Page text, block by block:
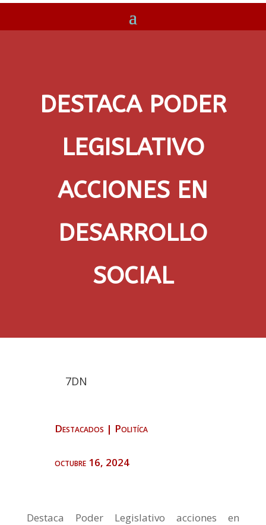
DESTACA PODER
LEGISLATIVO
ACCIONES EN
DESARROLLO
SOCIAL
7DN
Destacados | Politíca
octubre 16, 2024
Destaca Poder Legislativo acciones en